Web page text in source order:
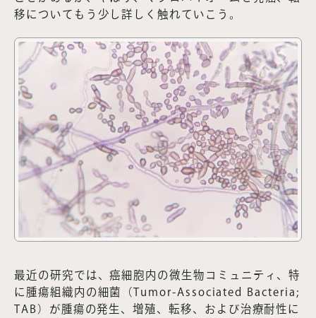
移についてもう少し詳しく触れていこう。
最近の研究では、癌細胞内の微生物コミュニティ、特
に腫瘍組織内の細菌（Tumor-Associated Bacteria;
TAB）が腫瘍の発生、増殖、転移、および治療耐性に